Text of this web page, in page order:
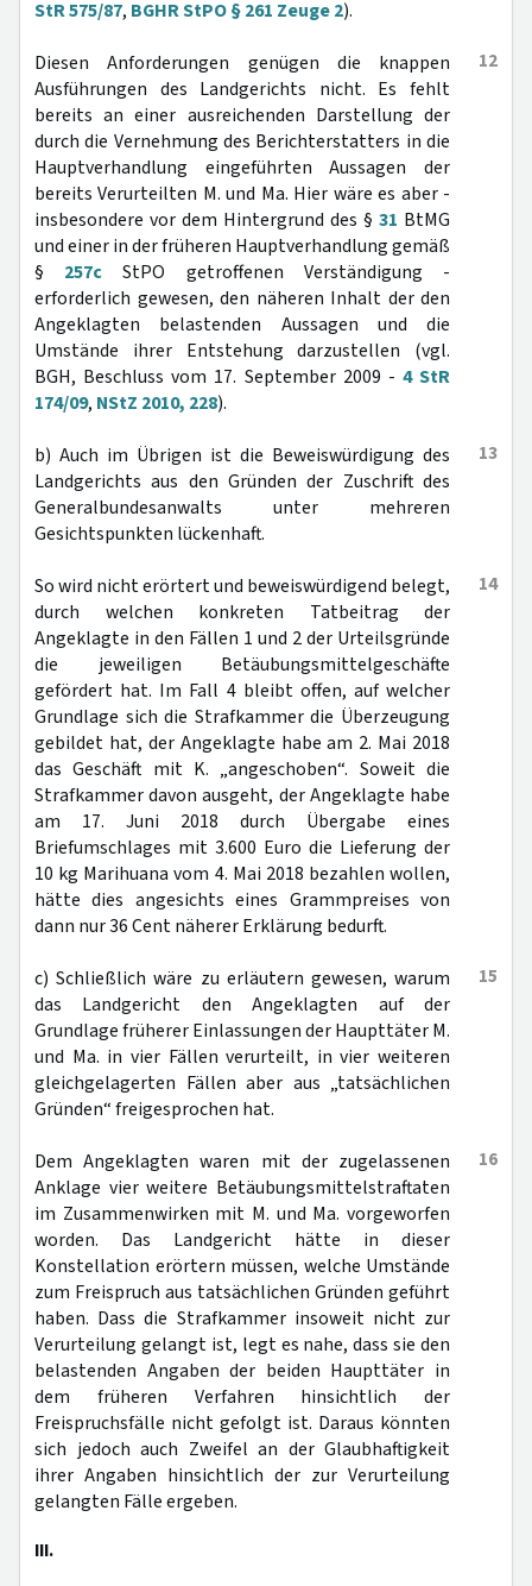
StR 575/87, BGHR StPO § 261 Zeuge 2).
12
Diesen Anforderungen genügen die knappen
Ausführungen des Landgerichts nicht. Es fehlt
bereits an einer ausreichenden Darstellung der
durch die Vernehmung des Berichterstatters in die
Hauptverhandlung eingeführten Aussagen der
bereits Verurteilten M. und Ma. Hier wäre es aber -
insbesondere vor dem Hintergrund des § 31 BtMG
und einer in der früheren Hauptverhandlung gemäß
§ 257c StPO getroffenen Verständigung -
erforderlich gewesen, den näheren Inhalt der den
Angeklagten belastenden Aussagen und die
Umstände ihrer Entstehung darzustellen (vgl.
BGH, Beschluss vom 17. September 2009 - 4 StR
174/09, NStZ 2010, 228).
13
b) Auch im Übrigen ist die Beweiswürdigung des
Landgerichts aus den Gründen der Zuschrift des
Generalbundesanwalts unter mehreren
Gesichtspunkten lückenhaft.
14
So wird nicht erörtert und beweiswürdigend belegt,
durch welchen konkreten Tatbeitrag der
Angeklagte in den Fällen 1 und 2 der Urteilsgründe
die jeweiligen Betäubungsmittelgeschäfte
gefördert hat. Im Fall 4 bleibt offen, auf welcher
Grundlage sich die Strafkammer die Überzeugung
gebildet hat, der Angeklagte habe am 2. Mai 2018
das Geschäft mit K. „angeschoben“. Soweit die
Strafkammer davon ausgeht, der Angeklagte habe
am 17. Juni 2018 durch Übergabe eines
Briefumschlages mit 3.600 Euro die Lieferung der
10 kg Marihuana vom 4. Mai 2018 bezahlen wollen,
hätte dies angesichts eines Grammpreises von
dann nur 36 Cent näherer Erklärung bedurft.
15
c) Schließlich wäre zu erläutern gewesen, warum
das Landgericht den Angeklagten auf der
Grundlage früherer Einlassungen der Haupttäter M.
und Ma. in vier Fällen verurteilt, in vier weiteren
gleichgelagerten Fällen aber aus „tatsächlichen
Gründen“ freigesprochen hat.
16
Dem Angeklagten waren mit der zugelassenen
Anklage vier weitere Betäubungsmittelstraftaten
im Zusammenwirken mit M. und Ma. vorgeworfen
worden. Das Landgericht hätte in dieser
Konstellation erörtern müssen, welche Umstände
zum Freispruch aus tatsächlichen Gründen geführt
haben. Dass die Strafkammer insoweit nicht zur
Verurteilung gelangt ist, legt es nahe, dass sie den
belastenden Angaben der beiden Haupttäter in
dem früheren Verfahren hinsichtlich der
Freispruchsfälle nicht gefolgt ist. Daraus könnten
sich jedoch auch Zweifel an der Glaubhaftigkeit
ihrer Angaben hinsichtlich der zur Verurteilung
gelangten Fälle ergeben.
III.